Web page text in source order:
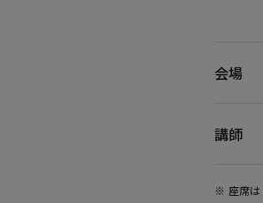
会場
講師
※ 座席は